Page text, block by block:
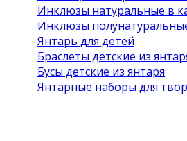
Инклюзы натуральные в
Инклюзы
Янтарь для детей
Браслеты детские из
Бусы детские из янтаря
Янтарные наборы для